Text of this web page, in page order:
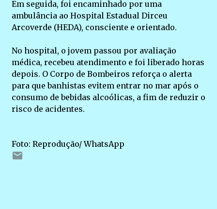
Em seguida, foi encaminhado por uma
ambulância ao Hospital Estadual Dirceu
Arcoverde (HEDA), consciente e orientado.
No hospital, o jovem passou por avaliação
médica, recebeu atendimento e foi liberado horas
depois. O Corpo de Bombeiros reforça o alerta
para que banhistas evitem entrar no mar após o
consumo de bebidas alcoólicas, a fim de reduzir o
risco de acidentes.
Foto: Reprodução/ WhatsApp